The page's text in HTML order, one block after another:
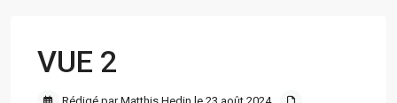
VUE 2